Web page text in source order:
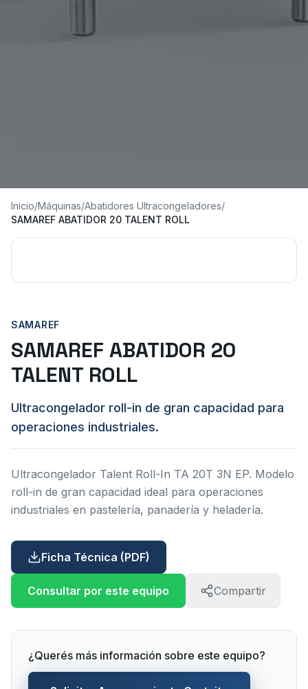
Inicio/Máquinas/Abatidores Ultracongeladores/
SAMAREF ABATIDOR 20 TALENT ROLL
SAMAREF
SAMAREF ABATIDOR 20
TALENT ROLL
Ultracongelador roll-in de gran capacidad para
operaciones industriales.
Ultracongelador Talent Roll-In TA 20T 3N EP. Modelo
roll-in de gran capacidad ideal para operaciones
industriales en pastelería, panadería y heladería.
Ficha Técnica (PDF)
Consultar por este equipo Compartir
¿Querés más información sobre este equipo?